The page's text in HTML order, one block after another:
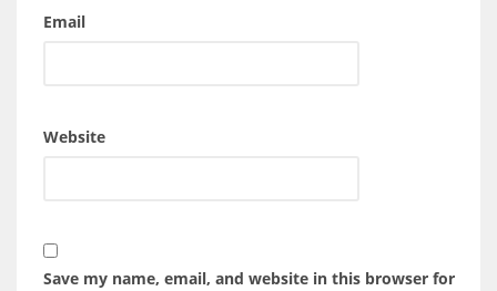
Email
Website
Save my name, email, and website in this browser for